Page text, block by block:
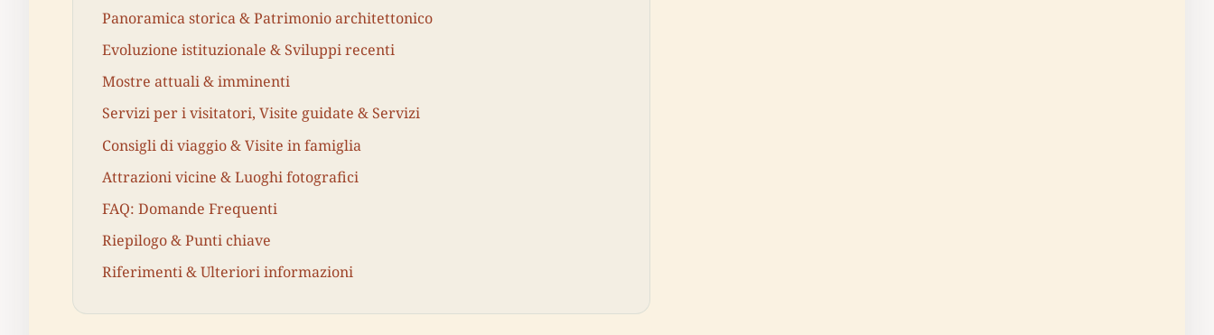
Panoramica storica & Patrimonio architettonico
Evoluzione istituzionale & Sviluppi recenti
Mostre attuali & imminenti
Servizi per i visitatori, Visite guidate & Servizi
Consigli di viaggio & Visite in famiglia
Attrazioni vicine & Luoghi fotografici
FAQ: Domande Frequenti
Riepilogo & Punti chiave
Riferimenti & Ulteriori informazioni